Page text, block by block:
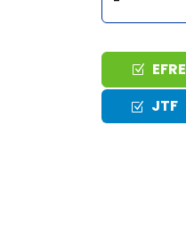
Typ EFRE
JTF